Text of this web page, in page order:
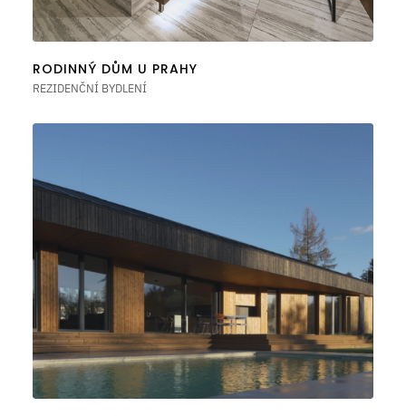
RODINNÝ DŮM U PRAHY
REZIDENČNÍ BYDLENÍ